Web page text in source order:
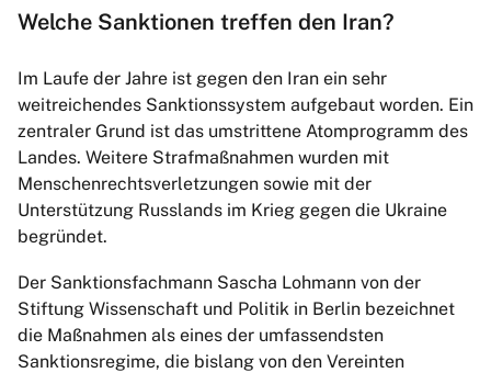
Welche Sanktionen treffen den Iran?
Im Laufe der Jahre ist gegen den Iran ein sehr
weitreichendes Sanktionssystem aufgebaut worden. Ein
zentraler Grund ist das umstrittene Atomprogramm des
Landes. Weitere Strafmaßnahmen wurden mit
Menschenrechtsverletzungen sowie mit der
Unterstützung Russlands im Krieg gegen die Ukraine
begründet.
Der Sanktionsfachmann Sascha Lohmann von der
Stiftung Wissenschaft und Politik in Berlin bezeichnet
die Maßnahmen als eines der umfassendsten
Sanktionsregime, die bislang von den Vereinten